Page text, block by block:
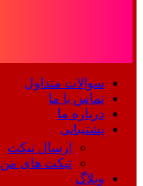
سوالات متداول
تماس با ما
درباره ما
پشتیبانی
ارسال تیکت
تیکت های من
وبلاگ